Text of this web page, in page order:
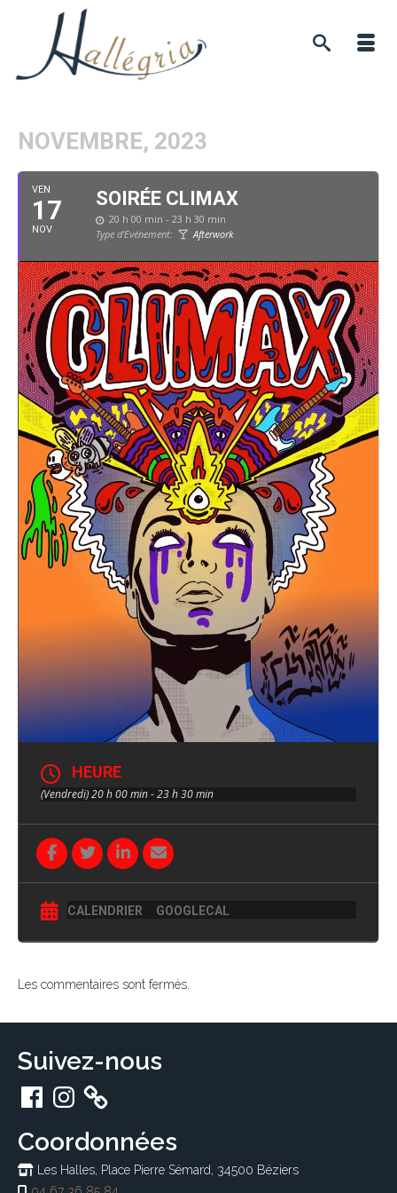
NOVEMBRE, 2023
VEN
17
NOV
SOIRÉE CLIMAX
20 h 00 min - 23 h 30 min
Type d'Evénement:
Afterwork
HEURE
(Vendredi) 20 h 00 min - 23 h 30 min
CALENDRIER GOOGLECAL
Les commentaires sont fermés.
Suivez-nous
FacebookInstagram
Coordonnées
Les Halles, Place Pierre Sémard, 34500 Béziers